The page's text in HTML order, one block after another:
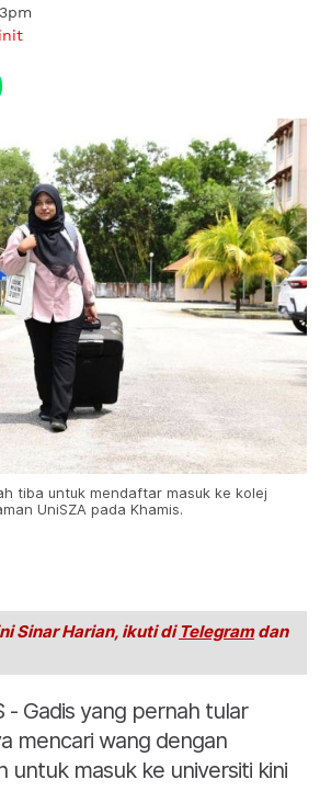
tiba untuk mendaftar masuk ke kolej
UniSZA pada Khamis.
Sinar Harian, ikuti di Telegramdan
- Gadis yang pernah tular
mencari wang dengan
untuk masuk ke universiti kini